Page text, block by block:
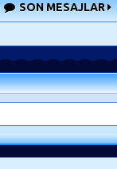
SON MESAJLAR